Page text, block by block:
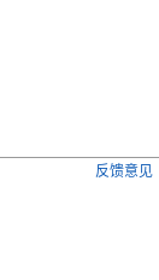
反馈意见